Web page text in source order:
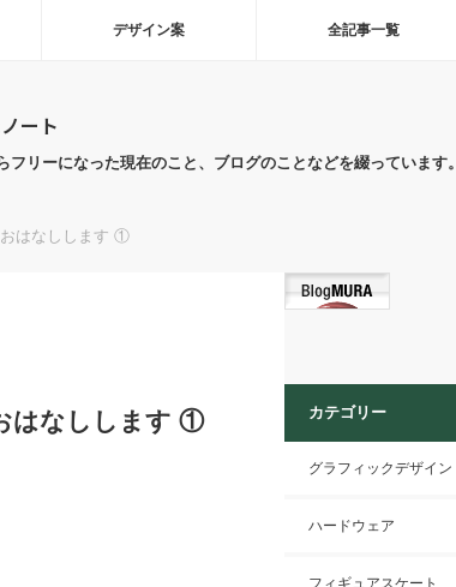
デザイン案 全記事一覧
ート
リーになった現在のこと、ブログのことなどを綴っています。
はなしします ①
はなしします ① カテゴリー
グラフィックデザイン
ハードウェア
フィギュアスケート